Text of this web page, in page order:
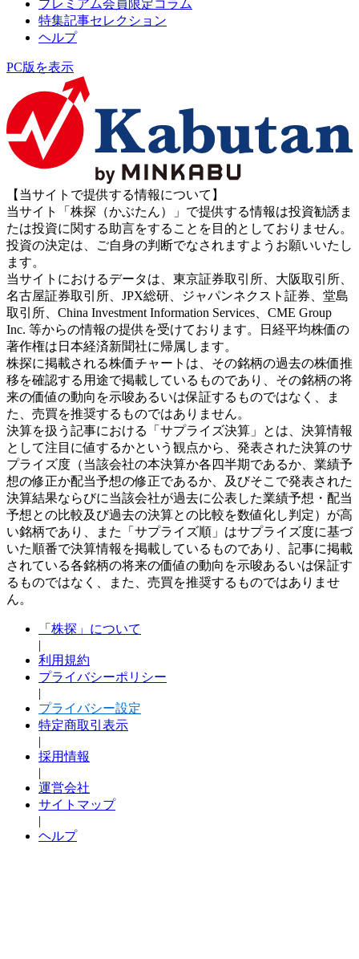
プレミアム会員限定コラム
特集記事セレクション
ヘルプ
PC版を表示
【当サイトで提供する情報について】
当サイト「株探（かぶたん）」で提供する情報は投資勧誘ま
たは投資に関する助言をすることを目的としておりません。
投資の決定は、ご自身の判断でなされますようお願いいたし
ます。
当サイトにおけるデータは、東京証券取引所、大阪取引所、
名古屋証券取引所、JPX総研、ジャパンネクスト証券、堂島
取引所、China Investment Information Services、CME Group
Inc. 等からの情報の提供を受けております。日経平均株価の
著作権は日本経済新聞社に帰属します。
株探に掲載される株価チャートは、その銘柄の過去の株価推
移を確認する用途で掲載しているものであり、その銘柄の将
来の価値の動向を示唆あるいは保証するものではなく、ま
た、売買を推奨するものではありません。
決算を扱う記事における「サプライズ決算」とは、決算情報
として注目に値するかという観点から、発表された決算のサ
プライズ度（当該会社の本決算か各四半期であるか、業績予
想の修正か配当予想の修正であるか、及びそこで発表された
決算結果ならびに当該会社が過去に公表した業績予想・配当
予想との比較及び過去の決算との比較を数値化し判定）が高
い銘柄であり、また「サプライズ順」はサプライズ度に基づ
いた順番で決算情報を掲載しているものであり、記事に掲載
されている各銘柄の将来の価値の動向を示唆あるいは保証す
るものではなく、また、売買を推奨するものではありませ
ん。
「株探」について
|
利用規約
プライバシーポリシー
|
プライバシー設定
特定商取引表示
|
採用情報
|
運営会社
サイトマップ
|
ヘルプ